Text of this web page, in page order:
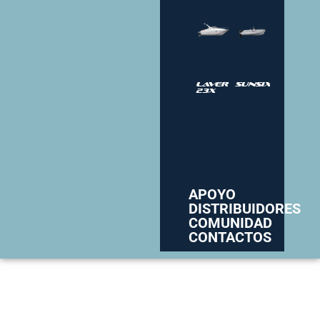
Laver
23X
SUNSIX
APOYO
DISTRIBUIDORES
COMUNIDAD
CONTACTOS